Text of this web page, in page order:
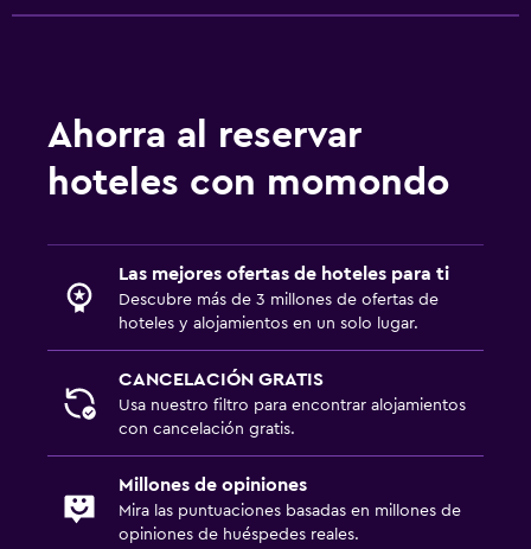
Ahorra al reservar
hoteles con momondo
Las mejores ofertas de hoteles para ti
Descubre más de 3 millones de ofertas de
hoteles y alojamientos en un solo lugar.
CANCELACIÓN GRATIS
Usa nuestro filtro para encontrar alojamientos
con cancelación gratis.
Millones de opiniones
Mira las puntuaciones basadas en millones de
opiniones de huéspedes reales.